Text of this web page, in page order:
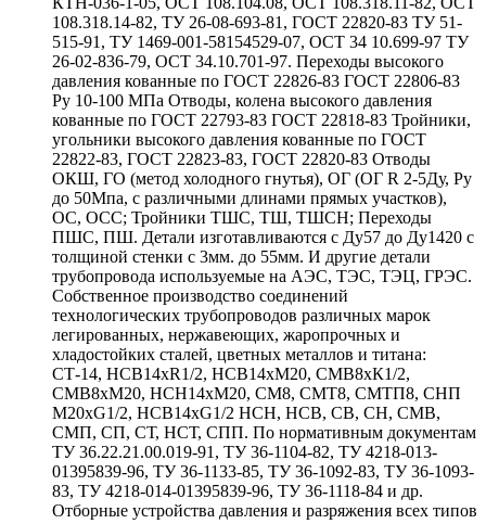
108.318.14-82, ТУ 26-08-693-81, ГОСТ 22820-83 ТУ 51-
515-91, ТУ 1469-001-58154529-07, ОСТ 34 10.699-97 ТУ
26-02-836-79, ОСТ 34.10.701-97. Переходы высокого
давления кованные по ГОСТ 22826-83 ГОСТ 22806-83
Ру 10-100 МПа Отводы, колена высокого давления
кованные по ГОСТ 22793-83 ГОСТ 22818-83 Тройники,
угольники высокого давления кованные по ГОСТ
22822-83, ГОСТ 22823-83, ГОСТ 22820-83 Отводы
ОКШ, ГО (метод холодного гнутья), ОГ (ОГ R 2-5Ду, Ру
до 50Мпа, с различными длинами прямых участков),
ОС, ОСС; Тройники ТШС, ТШ, ТШСН; Переходы
ПШС, ПШ. Детали изготавливаются с Ду57 до Ду1420 с
толщиной стенки с 3мм. до 55мм. И другие детали
трубопровода используемые на АЭС, ТЭС, ТЭЦ, ГРЭС.
Собственное производство соединений
технологических трубопроводов различных марок
легированных, нержавеющих, жаропрочных и
хладостойких сталей, цветных металлов и титана:
СТ-14, НСВ14хR1/2, НСВ14хМ20, СМВ8хК1/2,
СМВ8хМ20, НСН14хМ20, СМ8, СМТ8, СМТП8, СНП
М20хG1/2, НСВ14хG1/2 НСН, НСВ, СВ, СН, СМВ,
СМП, СП, СТ, НСТ, СПП. По нормативным документам
ТУ 36.22.21.00.019-91, ТУ 36-1104-82, ТУ 4218-013-
01395839-96, ТУ 36-1133-85, ТУ 36-1092-83, ТУ 36-1093-
83, ТУ 4218-014-01395839-96, ТУ 36-1118-84 и др.
Отборные устройства давления и разряжения всех типов